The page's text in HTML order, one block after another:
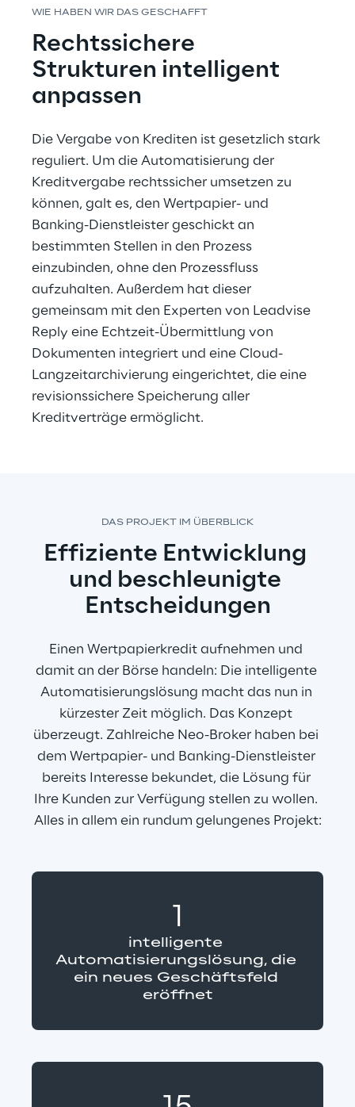
WIE HABEN WIR DAS GESCHAFFT
Rechtssichere
Strukturen intelligent
anpassen
Die Vergabe von Krediten ist gesetzlich stark
reguliert. Um die Automatisierung der
Kreditvergabe rechtssicher umsetzen zu
können, galt es, den Wertpapier- und
Banking-Dienstleister geschickt an
bestimmten Stellen in den Prozess
einzubinden, ohne den Prozessfluss
aufzuhalten. Außerdem hat dieser
gemeinsam mit den Experten von Leadvise
Reply eine Echtzeit-Übermittlung von
Dokumenten integriert und eine Cloud-
Langzeitarchivierung eingerichtet, die eine
revisionssichere Speicherung aller
Kreditverträge ermöglicht.
DAS PROJEKT IM ÜBERBLICK
Effiziente Entwicklung
und beschleunigte
Entscheidungen
Einen Wertpapierkredit aufnehmen und
damit an der Börse handeln: Die intelligente
Automatisierungslösung macht das nun in
kürzester Zeit möglich. Das Konzept
überzeugt. Zahlreiche Neo-Broker haben bei
dem Wertpapier- und Banking-Dienstleister
bereits Interesse bekundet, die Lösung für
Ihre Kunden zur Verfügung stellen zu wollen.
Alles in allem ein rundum gelungenes Projekt:
1
intelligente
Automatisierungslösung, die
ein neues Geschäftsfeld
eröffnet